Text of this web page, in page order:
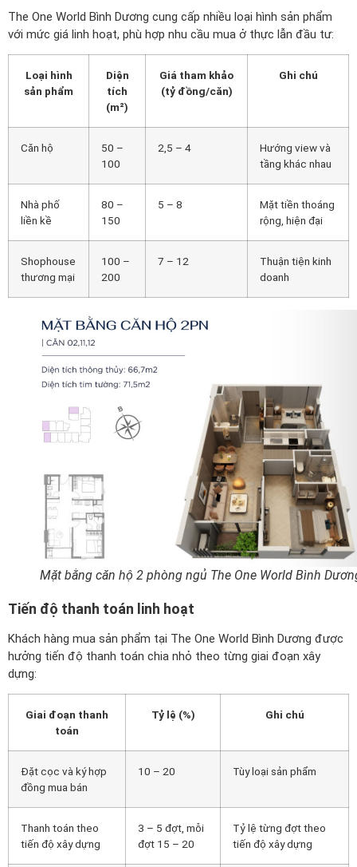
The One World Bình Dương cung cấp nhiều loại hình sản phẩm
với mức giá linh hoạt, phù hợp nhu cầu mua ở thực lẫn đầu tư:
Loại hình
sản phẩm
Diện
tích
(m²)
Giá tham khảo
(tỷ đồng/căn)
Ghi chú
Căn hộ
50 –
100
2,5 – 4
Hướng view và
tầng khác nhau
Nhà phố
liền kề
80 –
150
5 – 8
Mặt tiền thoáng
rộng, hiện đại
Shophouse
thương mại
100 –
200
7 – 12
Thuận tiện kinh
doanh
Mặt bằng căn hộ 2 phòng ngủ The One World Bình
Tiến độ thanh toán linh hoạt
Khách hàng mua sản phẩm tại The One World Bình Dương được
hưởng tiến độ thanh toán chia nhỏ theo từng giai đoạn xây
dựng:
Giai đoạn thanh
toán
Tỷ lệ (%) Ghi chú
Đặt cọc và ký hợp
đồng mua bán
10 – 20 Tùy loại sản phẩm
Thanh toán theo
tiến độ xây dựng
3 – 5 đợt, mỗi
đợt 15 – 20
Tỷ lệ từng đợt theo
tiến độ xây dựng